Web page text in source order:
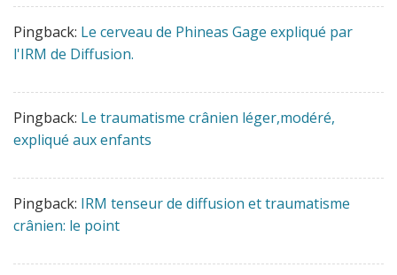
Pingback: Le cerveau de Phineas Gage expliqué par
l'IRM de Diffusion.
Pingback: Le traumatisme crânien léger,modéré,
expliqué aux enfants
Pingback: IRM tenseur de diffusion et traumatisme
crânien: le point